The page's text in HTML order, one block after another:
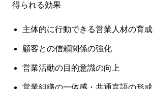
得られる効果
主体的に行動できる営業人材の育成
顧客との信頼関係の強化
営業活動の目的意識の向上